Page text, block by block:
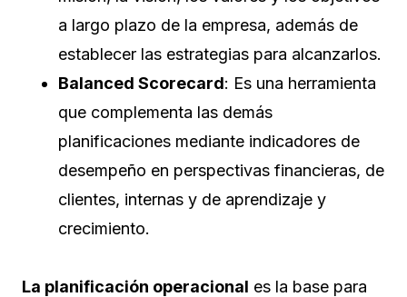
a largo plazo de la empresa, además de
establecer las estrategias para alcanzarlos.
Balanced Scorecard: Es una herramienta
que complementa las demás
planificaciones mediante indicadores de
desempeño en perspectivas financieras, de
clientes, internas y de aprendizaje y
crecimiento.
La planificación operacional es la base para